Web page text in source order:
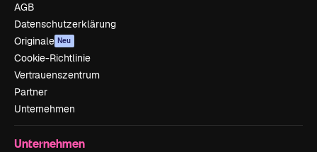
AGB
Datenschutzerklärung
Originale Neu
Cookie-Richtlinie
Vertrauenszentrum
Partner
Unternehmen
Unternehmen